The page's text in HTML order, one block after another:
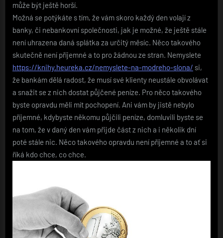
může být ještě horší.
Možná se potýkáte s tím, že vám skoro každý den volají z
banky, či nebankovní společnosti, jak je možné, že ještě stále
není uhrazena daná splátka za určitý měsíc. Něco takového
skutečně není příjemné a to pro žádnou ze stran. Nemyslete
https://knihy.heureka.cz/nemyslete-na-modreho-slona/ si,
že bankám dělá radost, že musí své klienty neustále obvolávat
a snažit se z nich dostat půjčené peníze. Pro něco takového
byste opravdu měli mít pochopení. Ani vám by jistě nebylo
příjemné, kdybyste někomu půjčili peníze, domluvili byste se
na tom, že v daný den vám přijde část z nich a i několik dní
poté stále nic. Něco takového opravdu není příjemné a to ať si
říká kdo chce, co chce.